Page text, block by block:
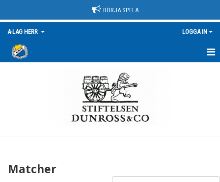
BÖRJA SPELA
A-LAG HERR LOGGA IN
Matcher